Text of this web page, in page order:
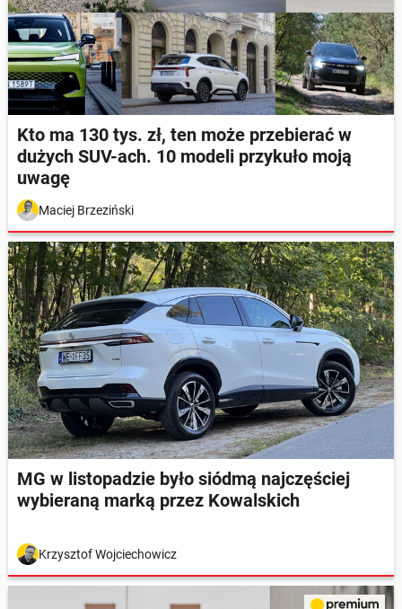
Kto ma 130 tys. zł, ten może przebierać w
dużych SUV-ach. 10 modeli przykuło moją
uwagę
Maciej Brzeziński
MG w listopadzie było siódmą najczęściej
wybieraną marką przez Kowalskich
Krzysztof Wojciechowicz